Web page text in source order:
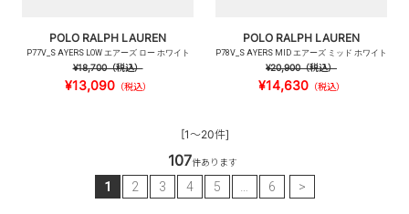
POLO RALPH LAUREN
P77V_S AYERS LOW エアーズ ロー ホワイト
¥18,700（税込）
¥13,090（税込）
POLO RALPH LAUREN
P78V_S AYERS MID エアーズ ミッド ホワイト
¥20,900（税込）
¥14,630（税込）
[1～20件]
107件あります
1 2 3 4 5 … 6 >